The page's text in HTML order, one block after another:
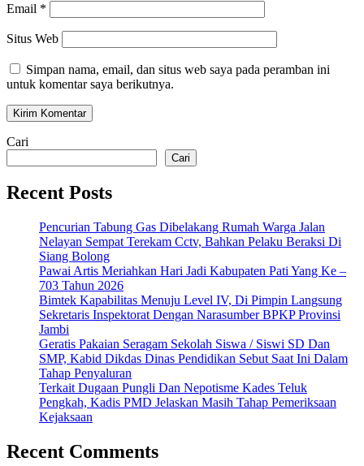
Email *
Situs Web
Simpan nama, email, dan situs web saya pada peramban ini
untuk komentar saya berikutnya.
Cari
Cari
Recent Posts
Pencurian Tabung Gas Dibelakang Rumah Warga Jalan
Nelayan Sempat Terekam Cctv, Bahkan Pelaku Beraksi Di
Siang Bolong
Pawai Artis Meriahkan Hari Jadi Kabupaten Pati Yang Ke –
703 Tahun 2026
Bimtek Kapabilitas Menuju Level IV, Di Pimpin Langsung
Sekretaris Inspektorat Dengan Narasumber BPKP Provinsi
Jambi
Geratis Pakaian Seragam Sekolah Siswa / Siswi SD Dan
SMP, Kabid Dikdas Dinas Pendidikan Sebut Saat Ini Dalam
Tahap Penyaluran
Terkait Dugaan Pungli Dan Nepotisme Kades Teluk
Pengkah, Kadis PMD Jelaskan Masih Tahap Pemeriksaan
Kejaksaan
Recent Comments